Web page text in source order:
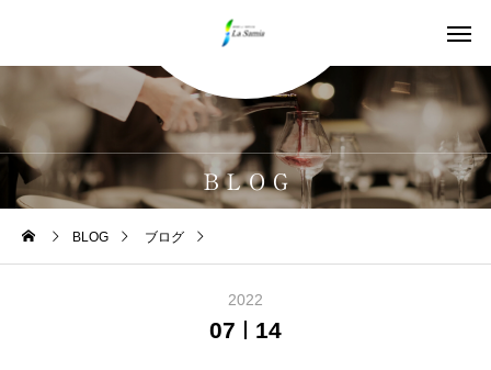
B L O G
BLOG ブログ
2022
07 14